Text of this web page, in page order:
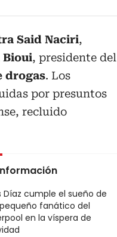
Said Naciri,
Bioui, presidente del
drogas. Los
por presuntos
recluido
Díaz cumple el sueño de
fanático del
en la víspera de